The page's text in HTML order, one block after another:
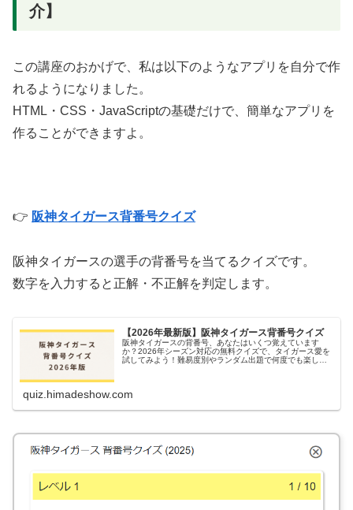
介】
この講座のおかげで、私は以下のようなアプリを自分で作
れるようになりました。
HTML・CSS・JavaScriptの基礎だけで、簡単なアプリを
作ることができますよ。
👉 阪神タイガース背番号クイズ
阪神タイガースの選手の背番号を当てるクイズです。
数字を入力すると正解・不正解を判定します。
【2026年最新版】阪神タイガース背番号クイズ
阪神タイガースの背番号、あなたはいくつ覚えています
か？2026年シーズン対応の無料クイズで、タイガース愛を
試してみよう！難易度別やランダム出題で何度でも楽しめ
quiz.himadeshow.com